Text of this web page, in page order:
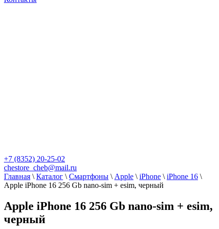
+7 (8352) 20-25-02
chestore_cheb@mail.ru
Главная \ Каталог \ Смартфоны \ Apple \ iPhone \ iPhone 16 \
Apple iPhone 16 256 Gb nano-sim + esim, черный
Apple iPhone 16 256 Gb nano-sim + esim,
черный